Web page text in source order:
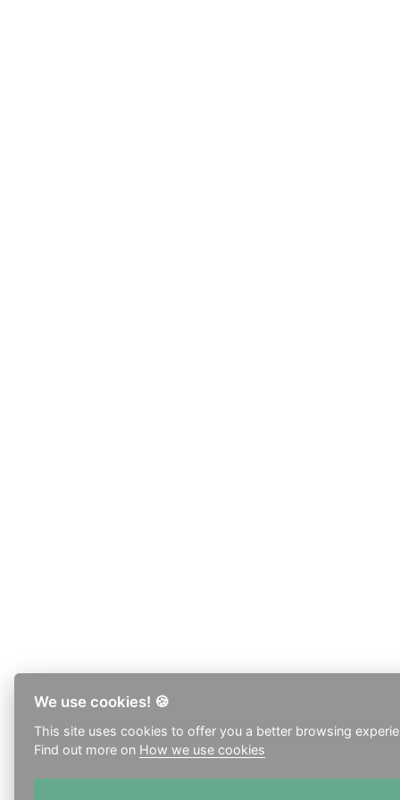
We use cookies! 🍪
This site uses cookies to offer you a better browsing
Find out more on How we use cookies